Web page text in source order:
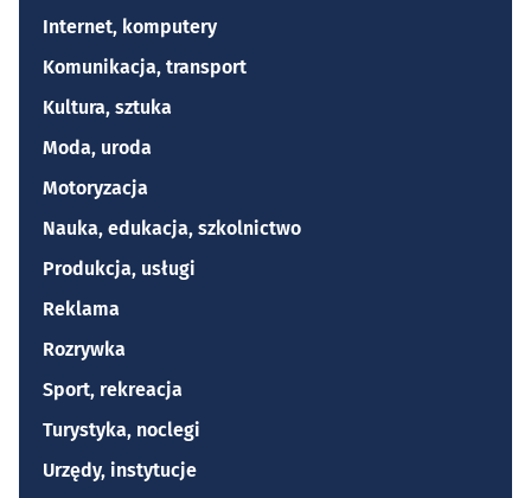
Internet, komputery
Komunikacja, transport
Kultura, sztuka
Moda, uroda
Motoryzacja
Nauka, edukacja, szkolnictwo
Produkcja, usługi
Reklama
Rozrywka
Sport, rekreacja
Turystyka, noclegi
Urzędy, instytucje